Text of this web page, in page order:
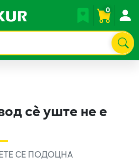
0
сè уште не е
СЕ ПОДОЦНА